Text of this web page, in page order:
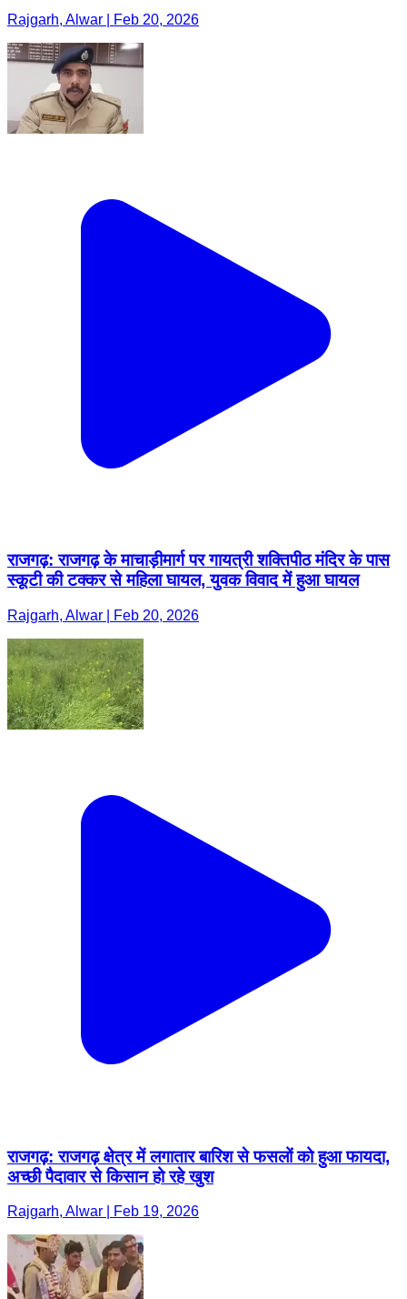
Rajgarh, Alwar | Feb 20, 2026
राजगढ़: राजगढ़ के माचाड़ीमार्ग पर गायत्री शक्तिपीठ मंदिर के पास
स्कूटी की टक्कर से महिला घायल, युवक विवाद में हुआ घायल
Rajgarh, Alwar | Feb 20, 2026
राजगढ़: राजगढ़ क्षेत्र में लगातार बारिश से फसलों को हुआ फायदा,
अच्छी पैदावार से किसान हो रहे खुश
Rajgarh, Alwar | Feb 19, 2026